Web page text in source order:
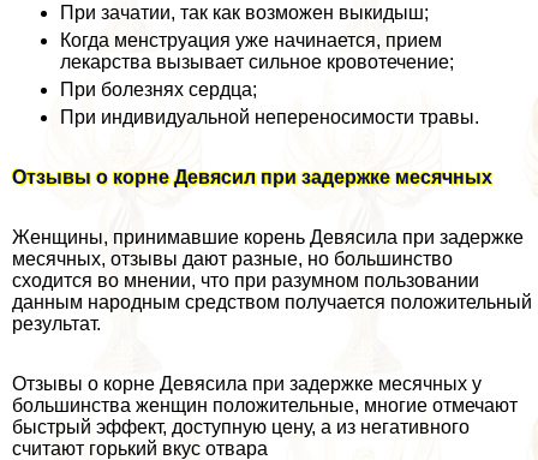
При зачатии, так как возможен выкидыш;
Когда мeнcтpуация уже начинается, прием
лекарства вызывает сильное кровотечение;
При болезнях сердца;
При индивидуальной непереносимости травы.
Отзывы о корне Девясил при задержке мecячных
Женщины, принимавшие корень Девясила при задержке
мecячных, отзывы дают разные, но большинство
сходится во мнении, что при разумном пользовании
данным народным средством получается положительный
результат.
Отзывы о корне Девясила при задержке мecячных у
большинства женщин положительные, многие отмечают
быстрый эффект, доступную цену, а из негативного
считают горький вкус отвара